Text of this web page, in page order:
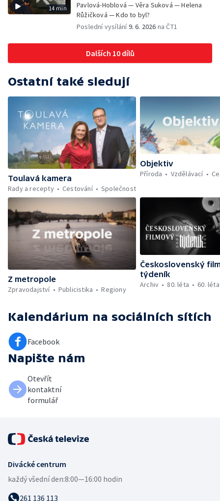
14 min
Pavlová-Hoblová — Věra Suková — Helena
Růžičková — Kdo to byl?
Poslední vysílání9. 6. 2026 na ČT1
Dalších 10 dílů
Ostatní také sledují
Toulavá kamera
Rady a recepty
Cestování Společnost
Objektiv
Příroda
Vzdělávací
Z metropole
Zpravodajství
Publicistika Regiony
Československý
týdeník
Archiv
80. léta 60. léta
Kalendárium na sociálních sítích
Facebook
Napište nám
Otevřít
kontaktní
formulář
Divácké centrum
každý všední den:8:00—16:00 hodin
261 136 113